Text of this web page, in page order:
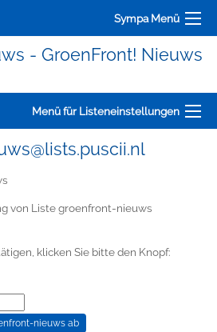
Sympa Menü
- GroenFront! Nieuws
Menü für Listeneinstellungen
von Liste groenfront-nieuws
klicken Sie bitte den Knopf: